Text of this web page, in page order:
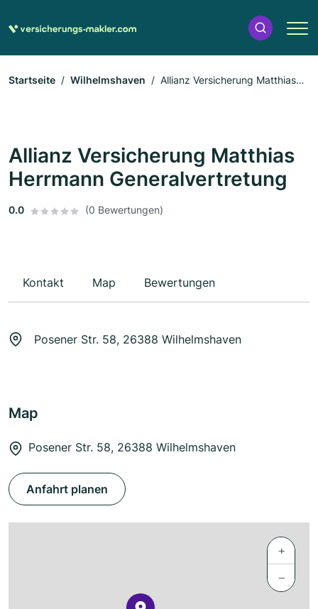
Startseite Wilhelmshaven
Allianz Versicherung Matthias
Allianz Versicherung Matthias
Herrmann Generalvertretung
0.0 (0 Bewertungen)
Kontakt Map Bewertungen
Posener Str. 58, 26388 Wilhelmshaven
Map
Posener Str. 58, 26388 Wilhelmshaven
Anfahrt planen
+
−